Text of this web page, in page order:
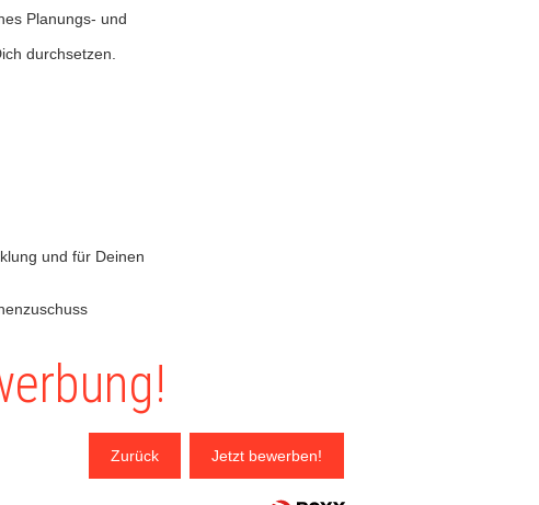
Planungs- und
durchsetzen.
und für Deinen
Zurück Jetzt bewerben!